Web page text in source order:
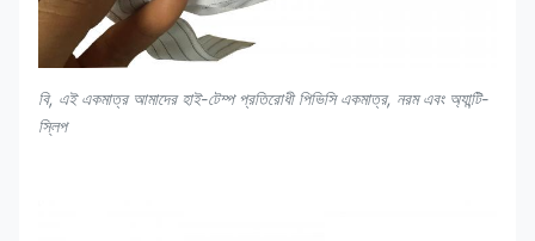
বি, এই একমাত্র আমাদের হাই-টেম্প প্রতিরোধী পিভিসি একমাত্র, নরম এবং অ্যান্টি-
স্লিপ